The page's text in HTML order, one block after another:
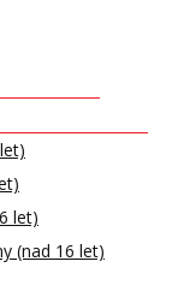
let)
(nad 16 let)